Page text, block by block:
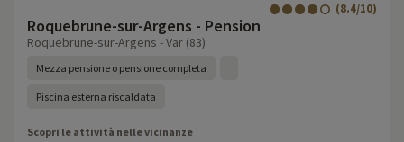
Roquebrune-sur-Argens - Pension
(8.4/10)
Roquebrune-sur-Argens - Var (83)
Mezza pensione o pensione completa
Piscina esterna riscaldata
Scopri le attività nelle vicinanze